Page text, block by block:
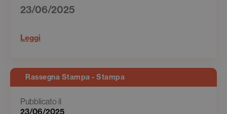
23/06/2025
Leggi
Rassegna Stampa - Stampa
Pubblicato il
23/06/2025